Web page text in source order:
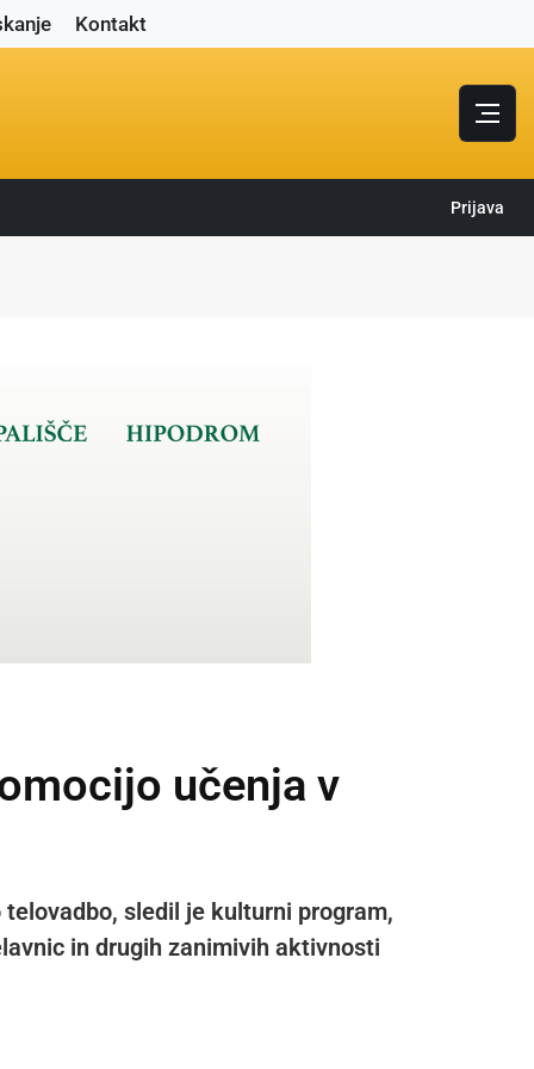
Kontakt
Prijava
učenja v
sledil je kulturni program,
in drugih zanimivih aktivnosti